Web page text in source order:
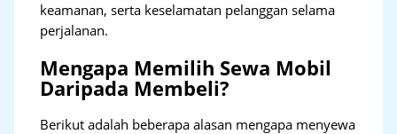
keamanan, serta keselamatan pelanggan selama
perjalanan.
Mengapa Memilih Sewa Mobil
Daripada Membeli?
Berikut adalah beberapa alasan mengapa menyewa